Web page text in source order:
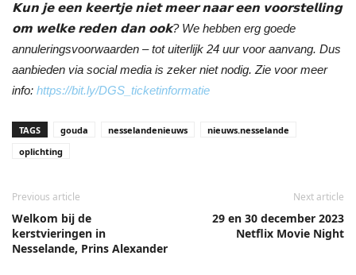
𝗞𝘂𝗻 𝗷𝗲 𝗲𝗲𝗻 𝗸𝗲𝗲𝗿𝘁𝗷𝗲 𝗻𝗶𝗲𝘁 𝗺𝗲𝗲𝗿 𝗻𝗮𝗮𝗿 𝗲𝗲𝗻 𝘃𝗼𝗼𝗿𝘀𝘁𝗲𝗹𝗹𝗶𝗻𝗴
𝗼𝗺 𝘄𝗲𝗹𝗸𝗲 𝗿𝗲𝗱𝗲𝗻 𝗱𝗮𝗻 𝗼𝗼𝗸? We hebben erg goede
annuleringsvoorwaarden – tot uiterlijk 24 uur voor aanvang. Dus
aanbieden via social media is zeker niet nodig. Zie voor meer
info: https://bit.ly/DGS_ticketinformatie
TAGS gouda nesselandenieuws
nieuws.nesselande
oplichting
Previous article
Welkom bij de
kerstvieringen in
Nesselande, Prins Alexander
Next article
29 en 30 december 2023
Netflix Movie Night